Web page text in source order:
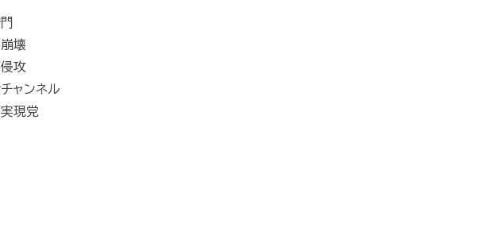
壊
攻
ャンネル
現党